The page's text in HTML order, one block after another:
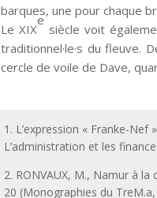
barques, une pour chaque
Le XIX
e
siècle voit
traditionnel·le·s du fleuve.
cercle de voile de Dave,
1. L’expression « Franke-
L’administration et les
2. RONVAUX, M., Namur à
20 (Monographies du TreM.a,